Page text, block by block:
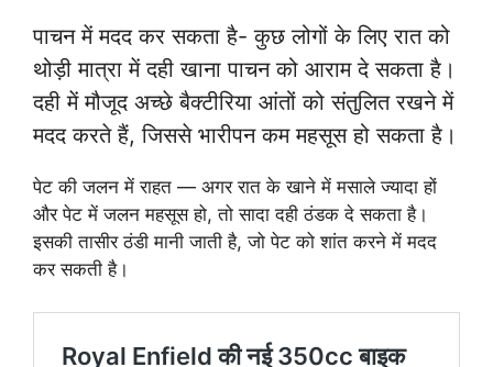
पाचन में मदद कर सकता है- कुछ लोगों के लिए रात को
थोड़ी मात्रा में दही खाना पाचन को आराम दे सकता है।
दही में मौजूद अच्छे बैक्टीरिया आंतों को संतुलित रखने में
मदद करते हैं, जिससे भारीपन कम महसूस हो सकता है।
पेट की जलन में राहत — अगर रात के खाने में मसाले ज्यादा हों
और पेट में जलन महसूस हो, तो सादा दही ठंडक दे सकता है।
इसकी तासीर ठंडी मानी जाती है, जो पेट को शांत करने में मदद
कर सकती है।